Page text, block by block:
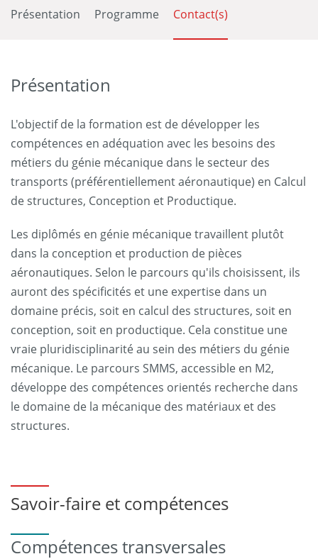
Présentation Programme Contact(s)
Présentation
L'objectif de la formation est de développer les
compétences en adéquation avec les besoins des
métiers du génie mécanique dans le secteur des
transports (préférentiellement aéronautique) en Calcul
de structures, Conception et Productique.
Les diplômés en génie mécanique travaillent plutôt
dans la conception et production de pièces
aéronautiques. Selon le parcours qu'ils choisissent, ils
auront des spécificités et une expertise dans un
domaine précis, soit en calcul des structures, soit en
conception, soit en productique. Cela constitue une
vraie pluridisciplinarité au sein des métiers du génie
mécanique. Le parcours SMMS, accessible en M2,
développe des compétences orientés recherche dans
le domaine de la mécanique des matériaux et des
structures.
Savoir-faire et compétences
Compétences transversales